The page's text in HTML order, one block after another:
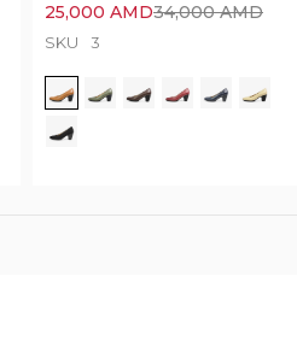
34,000AMD
25,000 AMD
SKU 3